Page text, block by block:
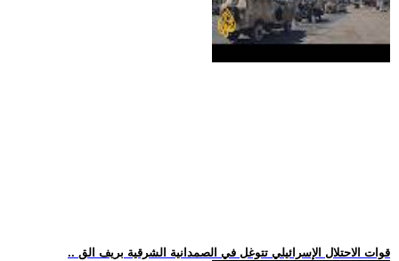
.. قوات الاحتلال الإسرائيلي تتوغل في الصمدانية الشرقية بريف الق